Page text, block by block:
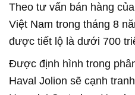
Theo tư vấn bán hàng
Việt Nam trong tháng 8
được tiết lộ là dưới 700
Được định hình trong
Haval Jolion sẽ cạnh